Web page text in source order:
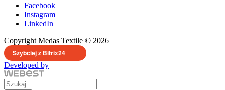
Facebook
Instagram
LinkedIn
Copyright Medas Textile © 2026
Szybciej z Bitrix24
Developed by